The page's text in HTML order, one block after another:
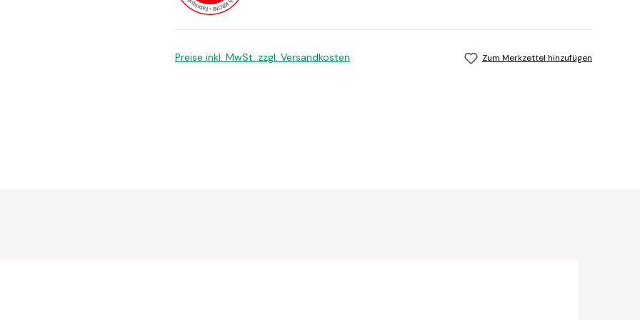
Preise inkl. MwSt. zzgl. Versandkosten Zum Merkzettel hinzufügen